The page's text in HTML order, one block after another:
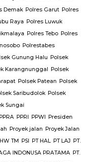
Demak Polres Garut Polres
Raya Polres Luwuk
Polres Tebo Polres
Polrestabes
Gunung Halu Polsek
Karangnunggal Polsek
Polsek Patean Polsek
Saribudolok Polsek
Sungai
PPRA PPRI PPWI Presiden
Proyek jalan Proyek Jalan
TM PSI PT HAL PT LAJ PT.
INDONUSA PRATAMA PT.